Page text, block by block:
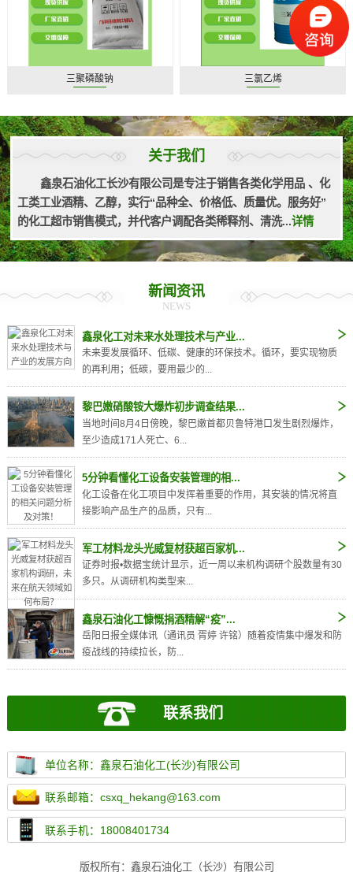
三聚磷酸钠 三氯乙烯
关于我们
鑫泉石油化工长沙有限公司是专注于销售各类化学用品 、化
工类工业酒精、乙醇，实行“品种全、价格低、质量优。服务好”
的化工超市销售模式，并代客户调配各类稀释剂、清洗...详情
新闻资讯
NEWS
鑫泉化工对未来水处理技术与产业...
未来要发展循环、低碳、健康的环保技术。循环，要实现物质
的再利用；低碳，要用最少的...
黎巴嫩硝酸铵大爆炸初步调查结果...
当地时间8月4日傍晚，黎巴嫩首都贝鲁特港口发生剧烈爆炸，
至少造成171人死亡、6...
5分钟看懂化工设备安装管理的相...
化工设备在化工项目中发挥着重要的作用，其安装的情况将直
接影响产品生产的品质，只有...
军工材料龙头光威复材获超百家机...
证券时报•数据宝统计显示，近一周以来机构调研个股数量有30
多只。从调研机构类型来...
鑫泉石油化工慷慨捐酒精解“疫”...
岳阳日报全媒体讯（通讯员 胥婷 许铭）随着疫情集中爆发和防
疫战线的持续拉长，防...
联系我们
单位名称：鑫泉石油化工(长沙)有限公司
联系邮箱：csxq_hekang@163.com
联系手机：18008401734
版权所有：鑫泉石油化工（长沙）有限公司